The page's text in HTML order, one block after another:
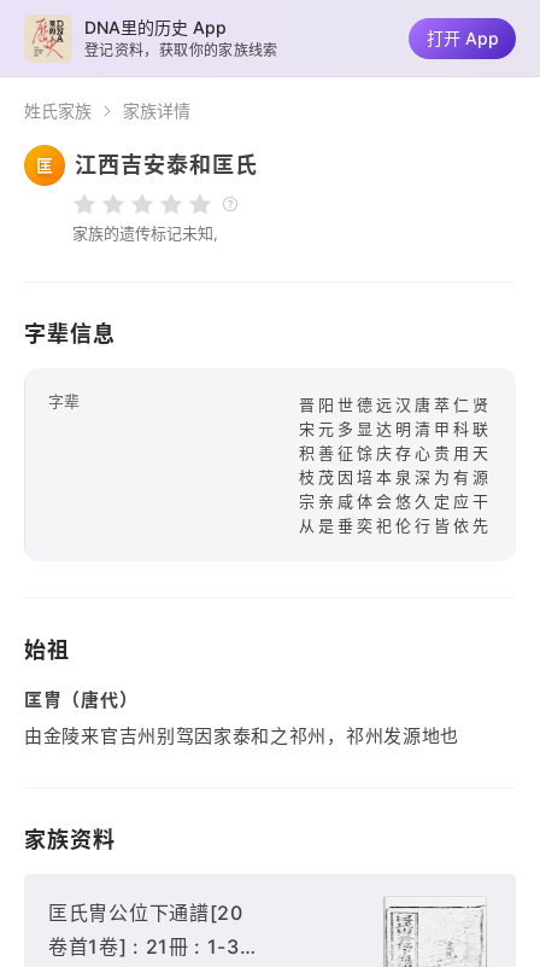
姓氏家族 家族详情
匡 江西吉安泰和匡氏
家族的遗传标记未知,
字辈信息
字辈
晋阳世德远汉唐萃仁贤
宋元多显达明清甲科联
积善征馀庆存心贵用天
枝茂因培本泉深为有源
宗亲咸体会悠久定应干
从是垂奕祀伦行皆依先
始祖
匡冑（唐代）
由金陵来官吉州别驾因家泰和之祁州，祁州发源地也
家族资料
匡氏冑公位下通譜[20
卷首1卷] : 21冊 : 1-3
DNA里的历史 App
登记资料，获取你的家族线索
打开 App